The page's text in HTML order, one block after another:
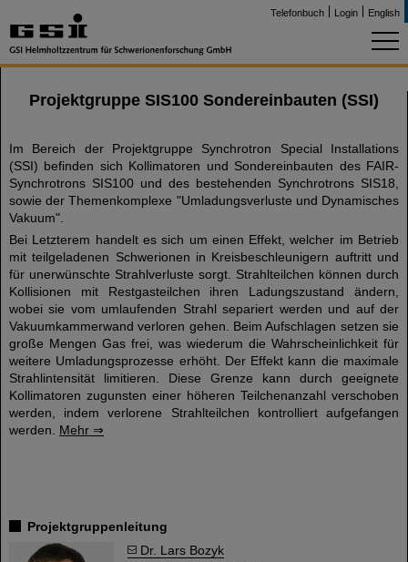
Telefonbuch Login English
Projektgruppe SIS100 Sondereinbauten (SSI)
Im Bereich der Projektgruppe Synchrotron Special Installations
(SSI) befinden sich Kollimatoren und Sondereinbauten des FAIR-
Synchrotrons SIS100 und des bestehenden Synchrotrons SIS18,
sowie der Themenkomplexe "Umladungsverluste und Dynamisches
Vakuum".
Bei Letzterem handelt es sich um einen Effekt, welcher im Betrieb
mit teilgeladenen Schwerionen in Kreisbeschleunigern auftritt und
für unerwünschte Strahlverluste sorgt. Strahlteilchen können durch
Kollisionen mit Restgasteilchen ihren Ladungszustand ändern,
wobei sie vom umlaufenden Strahl separiert werden und auf der
Vakuumkammerwand verloren gehen. Beim Aufschlagen setzen sie
große Mengen Gas frei, was wiederum die Wahrscheinlichkeit für
weitere Umladungsprozesse erhöht. Der Effekt kann die maximale
Strahlintensität limitieren. Diese Grenze kann durch geeignete
Kollimatoren zugunsten einer höheren Teilchenanzahl verschoben
werden, indem verlorene Strahlteilchen kontrolliert aufgefangen
werden. Mehr ⇒
Projektgruppenleitung
Dr. Lars Bozyk